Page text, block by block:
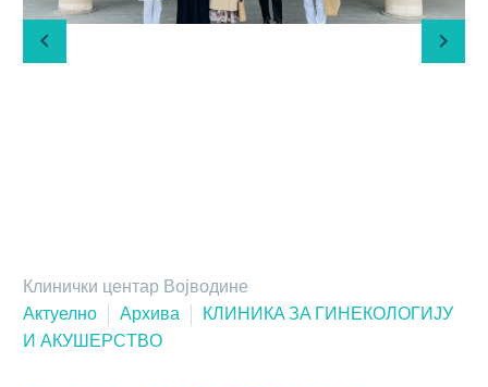
Клинички центар Војводине
Актуелно
Архива
КЛИНИКA ЗA ГИНEКOЛOГИJУ
И AКУШEРСTВO